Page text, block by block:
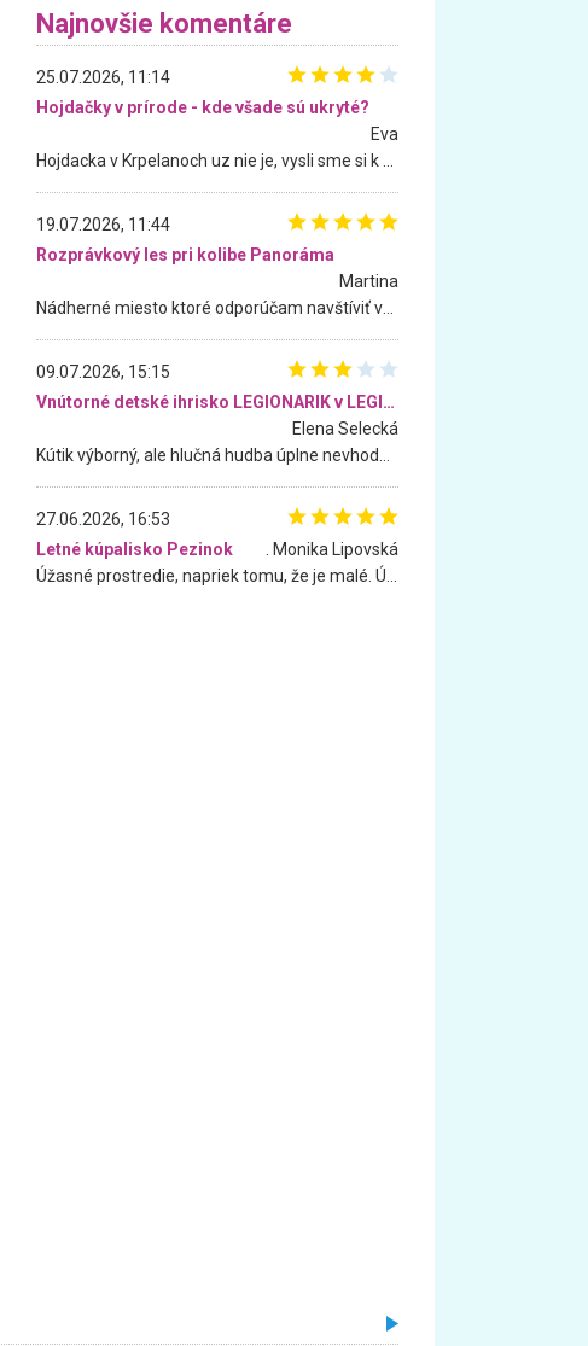
Najnovšie komentáre
25.07.2026, 11:14
Hojdačky v prírode - kde všade sú ukryté?
Eva
19.07.2026, 11:44
Rozprávkový les pri kolibe Panoráma
Martina
09.07.2026, 15:15
Vnútorné detské ihrisko LEGIONARIK v LEGIA Fitness
Elena Selecká
27.06.2026, 16:53
Letné kúpalisko Pezinok
. Monika Lipovská